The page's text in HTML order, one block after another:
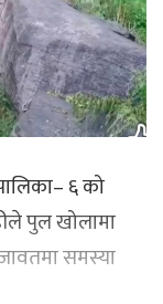
६ को
पुल खोलामा
समस्या